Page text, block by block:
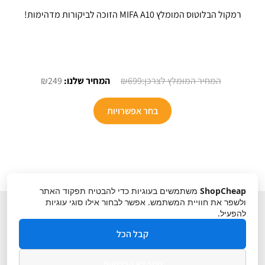
רמקול הבלוטוס המומלץ MIFA A10 הזוכה לביקורות מדהימות!
₪699
המחיר
המקורי
היה:
₪699.
₪249 המחיר
בחר אפשרויות
למוצר
לבחור
את
האפשרויות
המוצר
ShopCheap משתמשים בעוגיות כדי להבטיח תפקוד האתר
ולשפר את חוויית המשתמש. אפשר לבחור אילו סוגי עוגיות
להפעיל.
קבל הכל